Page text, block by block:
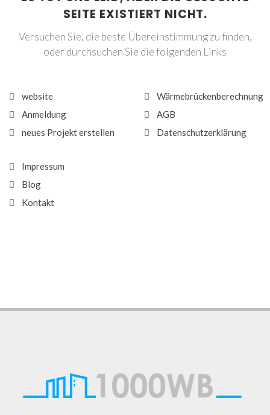
SEITE EXISTIERT NICHT.
Versuchen Sie, die beste Übereinstimmung zu finden,
oder durchsuchen Sie die folgenden Links
website
Anmeldung
neues Projekt erstellen
Wärmebrückenberechnung
AGB
Datenschutzerklärung
Impressum
Blog
Kontakt